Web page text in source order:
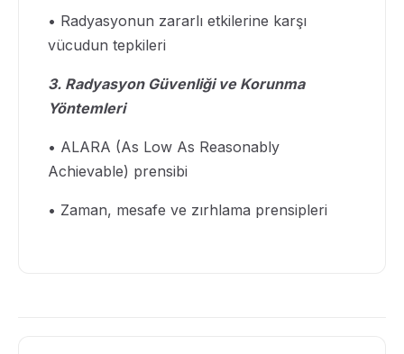
• Radyasyonun zararlı etkilerine karşı
vücudun tepkileri
3. Radyasyon Güvenliği ve Korunma
Yöntemleri
• ALARA (As Low As Reasonably
Achievable) prensibi
• Zaman, mesafe ve zırhlama prensipleri